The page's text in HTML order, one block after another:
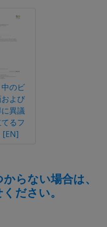
のビ
よび
異議
るフ
[EN]
らない場合は、
ださい。